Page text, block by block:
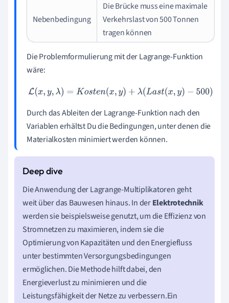
Nebenbedingung
Die Brücke muss eine maximale
Verkehrslast von 500 Tonnen
tragen können
Die Problemformulierung mit der Lagrange-Funktion
wäre:
L x,y ,λ)=Kosten(x,y)+ λ( Last(x,y)−500)
Durch das Ableiten der Lagrange-Funktion nach den
Variablen erhältst Du die Bedingungen, unter denen die
Materialkosten minimiert werden können.
Die Anwendung der Lagrange-Multiplikatoren geht
weit über das Bauwesen hinaus. In derElektrotechnik
werden sie beispielsweise genutzt, um die Effizienz von
Stromnetzen zu maximieren, indem sie die
Optimierung von Kapazitäten und den Energiefluss
unter bestimmten Versorgungsbedingungen
ermöglichen. Die Methode hilft dabei, den
Energieverlust zu minimieren und die
Leistungsfähigkeit der Netze zu verbessern.Ein